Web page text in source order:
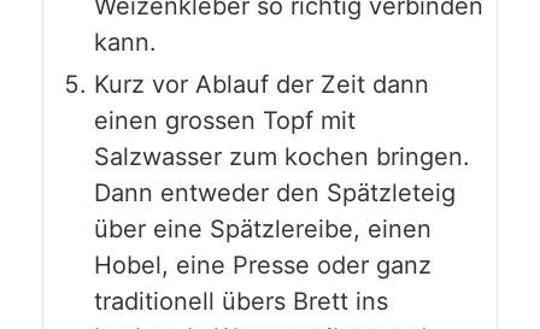
Weizenkleber so richtig verbinden
kann.
Kurz vor Ablauf der Zeit dann
einen grossen Topf mit
Salzwasser zum kochen bringen.
Dann entweder den Spätzleteig
über eine Spätzlereibe, einen
Hobel, eine Presse oder ganz
traditionell übers Brett ins